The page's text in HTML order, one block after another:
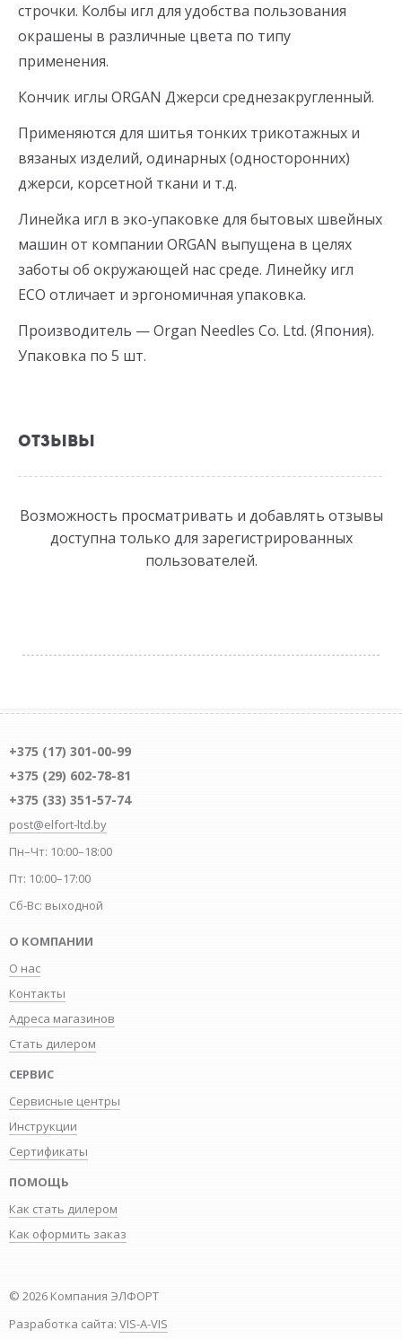
строчки. Колбы игл для удобства пользования
окрашены в различные цвета по типу
применения.
Кончик иглы ORGAN Джерси среднезакругленный.
Применяются для шитья тонких трикотажных и
вязаных изделий, одинарных (односторонних)
джерси, корсетной ткани и т.д.
Линейка игл в эко-упаковке для бытовых швейных
машин от компании ORGAN выпущена в целях
заботы об окружающей нас среде. Линейку игл
ECO отличает и эргономичная упаковка.
Производитель — Organ Needles Co. Ltd. (Япония).
Упаковка по 5 шт.
ОТЗЫВЫ
Возможность просматривать и добавлять отзывы
доступна только для зарегистрированных
пользователей.
+375 (17) 301-00-99
+375 (29) 602-78-81
+375 (33) 351-57-74
post@elfort-ltd.by
Пн–Чт: 10:00–18:00
Пт: 10:00–17:00
Сб-Вс: выходной
О КОМПАНИИ
О нас
Контакты
Адреса магазинов
Стать дилером
СЕРВИС
Сервисные центры
Инструкции
Сертификаты
ПОМОЩЬ
Как стать дилером
Как оформить заказ
© 2026 Компания ЭЛФОРТ
Разработка сайта: VIS-A-VIS